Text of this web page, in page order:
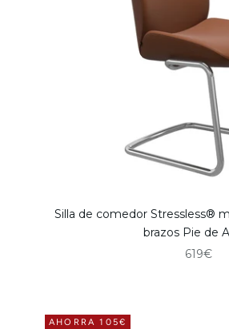
Silla de comedor Stressless®
brazos Pie de
Precio
619€
AHORRA 105€